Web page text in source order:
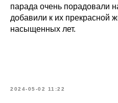
парада очень порадовали
добавили к их прекрасной
насыщенных лет.
2024-05-02 11:22